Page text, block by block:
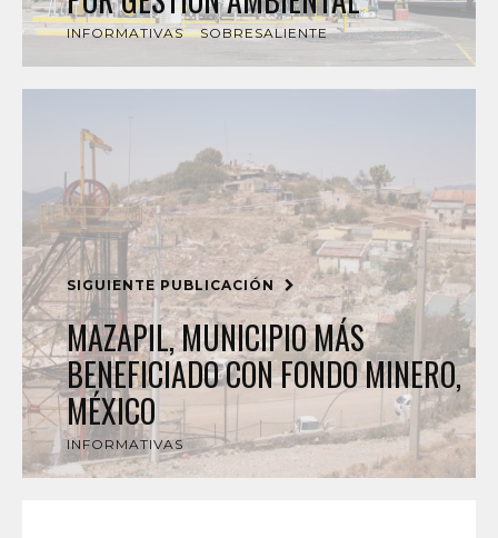
INFORMATIVAS SOBRESALIENTE
SIGUIENTE PUBLICACIÓN
MAZAPIL, MUNICIPIO MÁS
BENEFICIADO CON FONDO MINERO,
MÉXICO
INFORMATIVAS